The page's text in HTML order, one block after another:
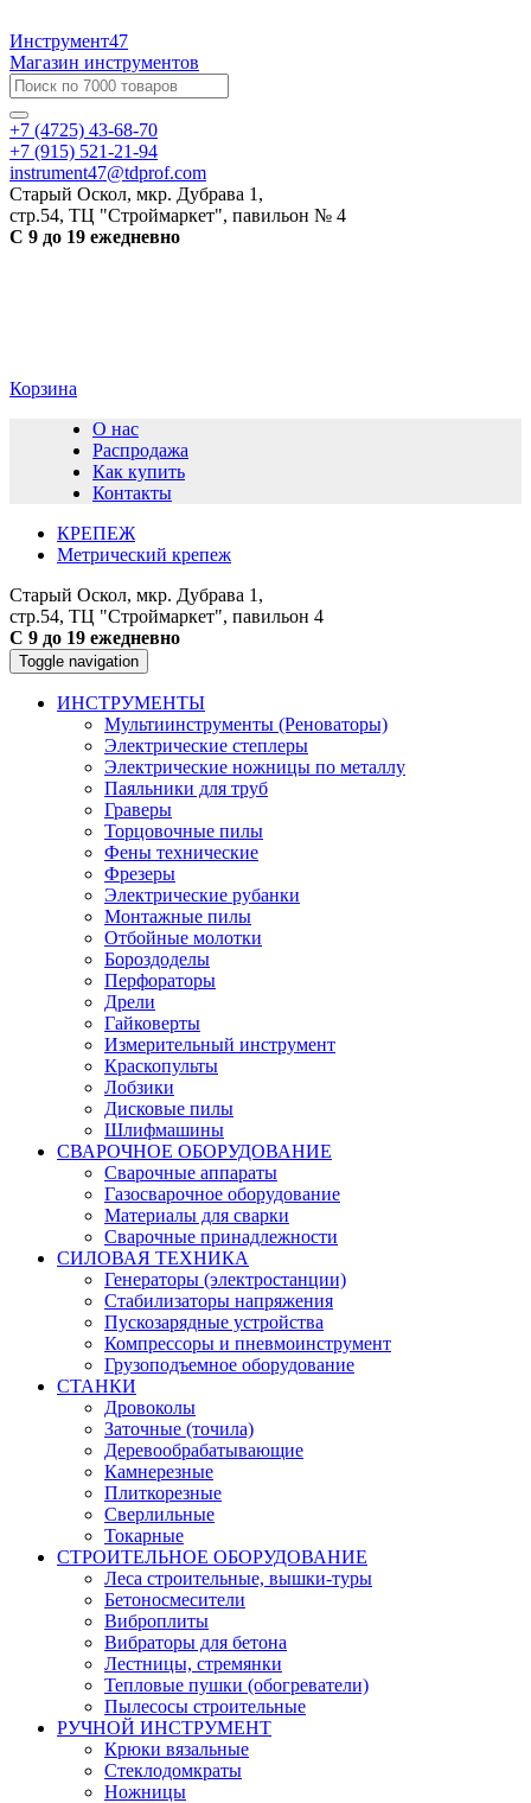
Инструмент47
Магазин инструментов
+7 (4725) 43-68-70
+7 (915) 521-21-94
instrument47@tdprof.com
Старый Оскол, мкр. Дубрава 1,
стр.54, ТЦ "Строймаркет", павильон № 4
С 9 до 19 ежедневно
Корзина
О нас
Распродажа
Как купить
Контакты
КРЕПЕЖ
Метрический крепеж
Старый Оскол, мкр. Дубрава 1,
стр.54, ТЦ "Строймаркет", павильон 4
С 9 до 19 ежедневно
Toggle navigation
ИНСТРУМЕНТЫ
Мультиинструменты (Реноваторы)
Электрические степлеры
Электрические ножницы по металлу
Паяльники для труб
Граверы
Торцовочные пилы
Фены технические
Фрезеры
Электрические рубанки
Монтажные пилы
Отбойные молотки
Бороздоделы
Перфораторы
Дрели
Гайковерты
Измерительный инструмент
Краскопульты
Лобзики
Дисковые пилы
Шлифмашины
СВАРОЧНОЕ ОБОРУДОВАНИЕ
Сварочные аппараты
Газосварочное оборудование
Материалы для сварки
Сварочные принадлежности
СИЛОВАЯ ТЕХНИКА
Генераторы (электростанции)
Стабилизаторы напряжения
Пускозарядные устройства
Компрессоры и пневмоинструмент
Грузоподъемное оборудование
СТАНКИ
Дровоколы
Заточные (точила)
Деревообрабатывающие
Камнерезные
Плиткорезные
Сверлильные
Токарные
СТРОИТЕЛЬНОЕ ОБОРУДОВАНИЕ
Леса строительные, вышки-туры
Бетоносмесители
Виброплиты
Вибраторы для бетона
Лестницы, стремянки
Тепловые пушки (обогреватели)
Пылесосы строительные
РУЧНОЙ ИНСТРУМЕНТ
Крюки вязальные
Стеклодомкраты
Ножницы